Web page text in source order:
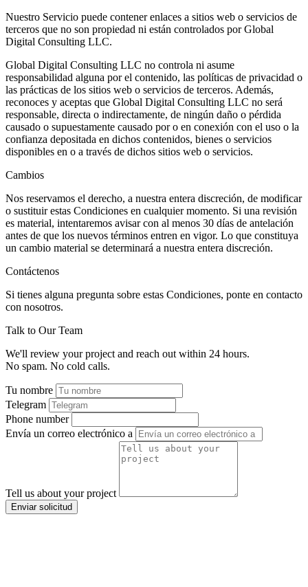
Nuestro Servicio puede contener enlaces a sitios web o servicios de
terceros que no son propiedad ni están controlados por Global
Digital Consulting LLC.
Global Digital Consulting LLC no controla ni asume
responsabilidad alguna por el contenido, las políticas de privacidad o
las prácticas de los sitios web o servicios de terceros. Además,
reconoces y aceptas que Global Digital Consulting LLC no será
responsable, directa o indirectamente, de ningún daño o pérdida
causado o supuestamente causado por o en conexión con el uso o la
confianza depositada en dichos contenidos, bienes o servicios
disponibles en o a través de dichos sitios web o servicios.
Cambios
Nos reservamos el derecho, a nuestra entera discreción, de modificar
o sustituir estas Condiciones en cualquier momento. Si una revisión
es material, intentaremos avisar con al menos 30 días de antelación
antes de que los nuevos términos entren en vigor. Lo que constituya
un cambio material se determinará a nuestra entera discreción.
Contáctenos
Si tienes alguna pregunta sobre estas Condiciones, ponte en contacto
con nosotros.
Talk to Our Team
We'll review your project and reach out within 24 hours.
No spam. No cold calls.
Tu nombre
Telegram
Phone number
Envía un correo electrónico a
Tell us about your project
Enviar solicitud